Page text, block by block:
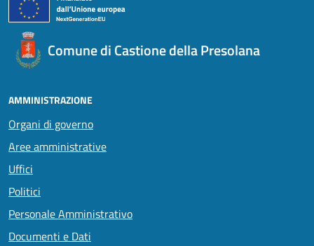
Comune di Castione della Presolana
AMMINISTRAZIONE
Organi di governo
Aree amministrative
Uffici
Politici
Personale Amministrativo
Documenti e Dati